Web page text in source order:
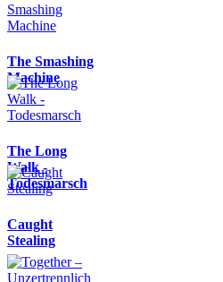
The Smashing
Machine
The Long
Walk -
Todesmarsch
Caught
Stealing